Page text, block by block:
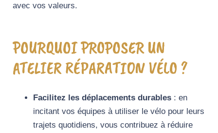
avec vos valeurs.
POURQUOI PROPOSER UN
ATELIER RÉPARATION VÉLO ?
Facilitez les déplacements durables : en
incitant vos équipes à utiliser le vélo pour leurs
trajets quotidiens, vous contribuez à réduire